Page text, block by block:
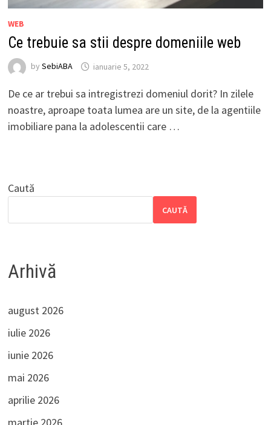
WEB
Ce trebuie sa stii despre domeniile web
by SebiABA ianuarie 5, 2022
De ce ar trebui sa intregistrezi domeniul dorit? In zilele
noastre, aproape toata lumea are un site, de la agentiile
imobiliare pana la adolescentii care …
Caută
CAUTĂ
Arhivă
august 2026
iulie 2026
iunie 2026
mai 2026
aprilie 2026